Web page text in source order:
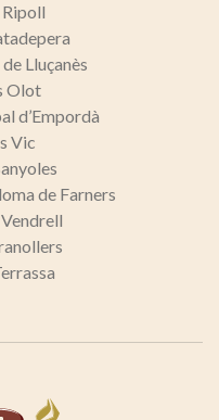
Lluçanès
Olot
d’Empordà
Vic
de Farners